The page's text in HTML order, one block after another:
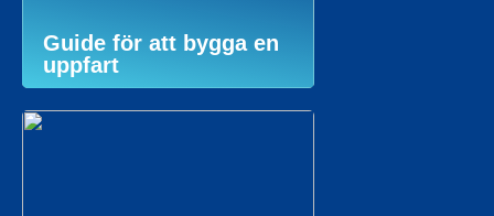
Guide för att bygga en
uppfart